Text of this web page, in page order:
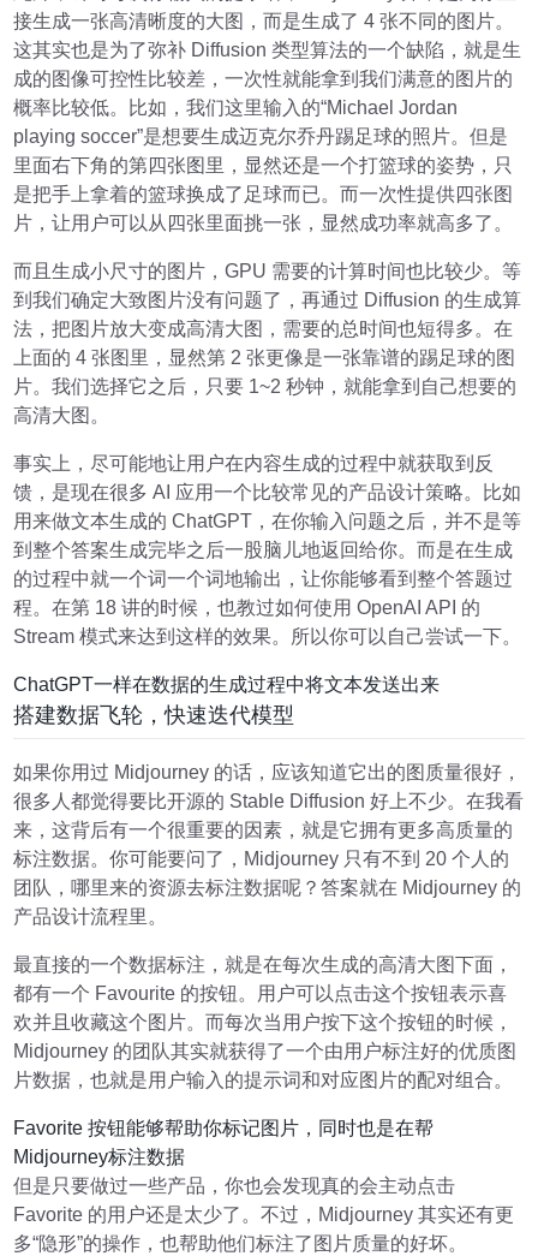
接生成一张高清晰度的大图，而是生成了 4 张不同的图片。
这其实也是为了弥补 Diffusion 类型算法的一个缺陷，就是生
成的图像可控性比较差，一次性就能拿到我们满意的图片的
概率比较低。比如，我们这里输入的“Michael Jordan
playing soccer”是想要生成迈克尔乔丹踢足球的照片。但是
里面右下角的第四张图里，显然还是一个打篮球的姿势，只
是把手上拿着的篮球换成了足球而已。而一次性提供四张图
片，让用户可以从四张里面挑一张，显然成功率就高多了。
而且生成小尺寸的图片，GPU 需要的计算时间也比较少。等
到我们确定大致图片没有问题了，再通过 Diffusion 的生成算
法，把图片放大变成高清大图，需要的总时间也短得多。在
上面的 4 张图里，显然第 2 张更像是一张靠谱的踢足球的图
片。我们选择它之后，只要 1~2 秒钟，就能拿到自己想要的
高清大图。
事实上，尽可能地让用户在内容生成的过程中就获取到反
馈，是现在很多 AI 应用一个比较常见的产品设计策略。比如
用来做文本生成的 ChatGPT，在你输入问题之后，并不是等
到整个答案生成完毕之后一股脑儿地返回给你。而是在生成
的过程中就一个词一个词地输出，让你能够看到整个答题过
程。在第 18 讲的时候，也教过如何使用 OpenAI API 的
Stream 模式来达到这样的效果。所以你可以自己尝试一下。
ChatGPT一样在数据的生成过程中将文本发送出来
搭建数据飞轮，快速迭代模型
如果你用过 Midjourney 的话，应该知道它出的图质量很好，
很多人都觉得要比开源的 Stable Diffusion 好上不少。在我看
来，这背后有一个很重要的因素，就是它拥有更多高质量的
标注数据。你可能要问了，Midjourney 只有不到 20 个人的
团队，哪里来的资源去标注数据呢？答案就在 Midjourney 的
产品设计流程里。
最直接的一个数据标注，就是在每次生成的高清大图下面，
都有一个 Favourite 的按钮。用户可以点击这个按钮表示喜
欢并且收藏这个图片。而每次当用户按下这个按钮的时候，
Midjourney 的团队其实就获得了一个由用户标注好的优质图
片数据，也就是用户输入的提示词和对应图片的配对组合。
Favorite 按钮能够帮助你标记图片，同时也是在帮
Midjourney标注数据
但是只要做过一些产品，你也会发现真的会主动点击
Favorite 的用户还是太少了。不过，Midjourney 其实还有更
多“隐形”的操作，也帮助他们标注了图片质量的好坏。